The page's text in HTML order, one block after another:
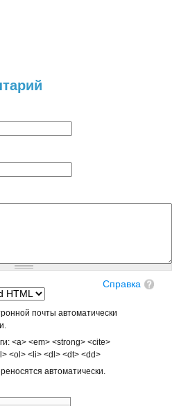
Справка
почты автоматически
<a> <em> <strong> <cite>
<ol> <li> <dl> <dt> <dd>
автоматически.